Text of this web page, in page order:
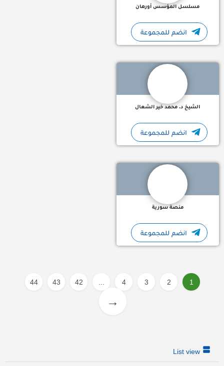
مسلسل المؤسس أورهان
انضم للمجموعة
الشيخ د. محمد خير الشعال
قنوات تلجرام سورية : قناة تلجرام الشيخ د. محمد خير الشعال
انضم للمجموعة
منصة سورية
قنوات تلجرام سورية : قناة تلجرام منصة سورية منصة إخبارية
انضم للمجموعة
1
2
3
4
42
43
44
→
List view